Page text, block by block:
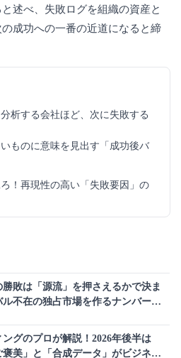
述べ、失敗ログを組織の資産と
成功への一番の近道になると締
析する会社ほど、次に失敗する
ものに意味を見出す「成功後バ
！再現性の高い「失敗要因」の
勝敗は「源流」を押さえるかで決ま
ル不在の独占市場を作るナンバーワ
ングのプロが解説！2026年後半は
褒美」と「合成データ」がビジネス